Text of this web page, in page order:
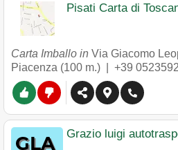
Pisati Carta di
Carta Imballo in Via Giacomo
Piacenza (100 m.) | +39
Grazio luigi